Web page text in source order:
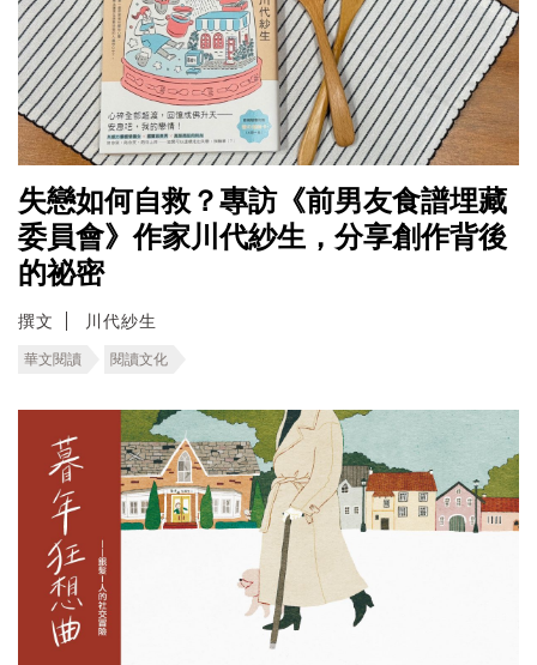
失戀如何自救？專訪《前男友食譜埋藏
委員會》作家川代紗生，分享創作背後
的祕密
撰文 川代紗生
華文閱讀 閱讀文化